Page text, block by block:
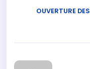
OUVERTURE